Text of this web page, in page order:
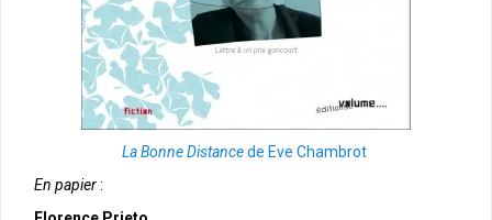
La Bonne Distancede Eve Chambrot
En papier: